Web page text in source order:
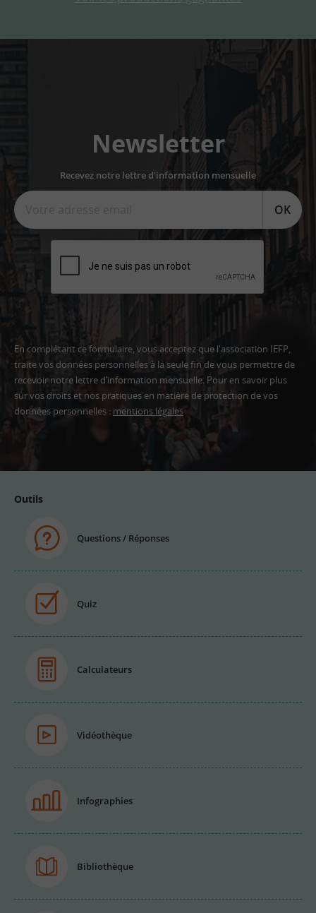
Newsletter
Recevez notre lettre d'information mensuelle
OK
En complétant ce formulaire, vous acceptez que l'association IEFP,
traite vos données personnelles à la seule fin de vous permettre de
recevoir notre lettre d’information mensuelle. Pour en savoir plus
sur vos droits et nos pratiques en matière de protection de vos
données personnelles : mentions légales
Adresse
Outils
Questions / Réponses
Quiz
Calculateurs
Vidéothèque
Infographies
Bibliothèque